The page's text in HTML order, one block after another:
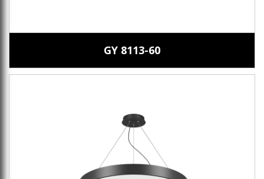
GY 8113-60